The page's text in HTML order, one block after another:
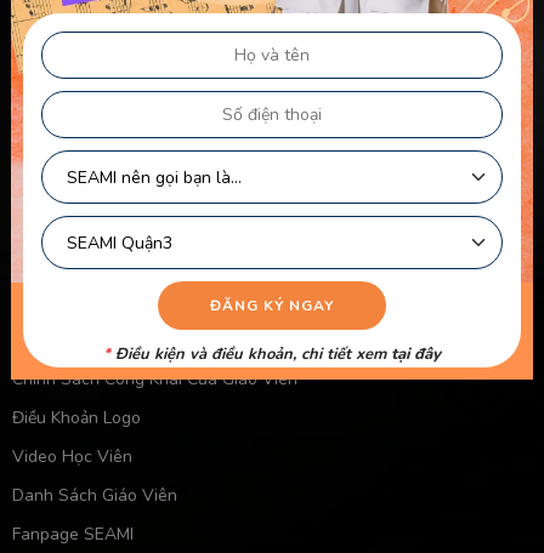
Chính sách & điều khoản
Thông Tin Chủ Sở Hữu Website
Điều Khoản Dành Cho Học Viên Và Gia Sư – Giảng Viên
Điều khoản Dành cho HLV-Giáo Viên
Chính Sách Sử Dụng Cookie
Chính Sách Bảo Mật
Chính Sách Quyền Riêng Tư
Chính Sách Bảo Mật Của Trẻ Em
Chính Sách Công Khai Của Giáo Viên
Điều Khoản Logo
Video Học Viên
Danh Sách Giáo Viên
Fanpage SEAMI
*Điều kiện và điều khoản, chi tiết xem tại đây